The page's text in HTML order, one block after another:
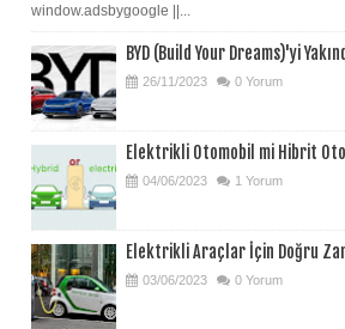
window.adsbygoogle ||...
BYD (Build Your Dreams)'yi
26/11/2023 0 Yorum
Elektrikli Otomobil mi Hibrit
04/06/2023 1 Yorum
Elektrikli Araçlar İçin Doğru
03/06/2023 0 Yorum